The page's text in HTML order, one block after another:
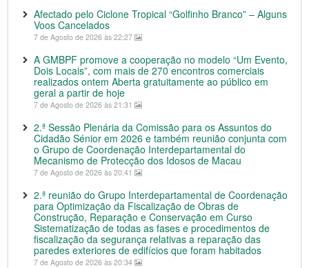
Afectado pelo Ciclone Tropical “Golfinho Branco” – Alguns
Voos Cancelados
7 de Agosto de 2026 às 22:27
A GMBPF promove a cooperação no modelo “Um Evento,
Dois Locais”, com mais de 270 encontros comerciais
realizados ontem Aberta gratuitamente ao público em
geral a partir de hoje
7 de Agosto de 2026 às 21:31
2.ª Sessão Plenária da Comissão para os Assuntos do
Cidadão Sénior em 2026 e também reunião conjunta com
o Grupo de Coordenação Interdepartamental do
Mecanismo de Protecção dos Idosos de Macau
7 de Agosto de 2026 às 20:41
2.ª reunião do Grupo Interdepartamental de Coordenação
para Optimização da Fiscalização de Obras de
Construção, Reparação e Conservação em Curso
Sistematização de todas as fases e procedimentos de
fiscalização da segurança relativas a reparação das
paredes exteriores de edifícios que foram habitados
7 de Agosto de 2026 às 20:34